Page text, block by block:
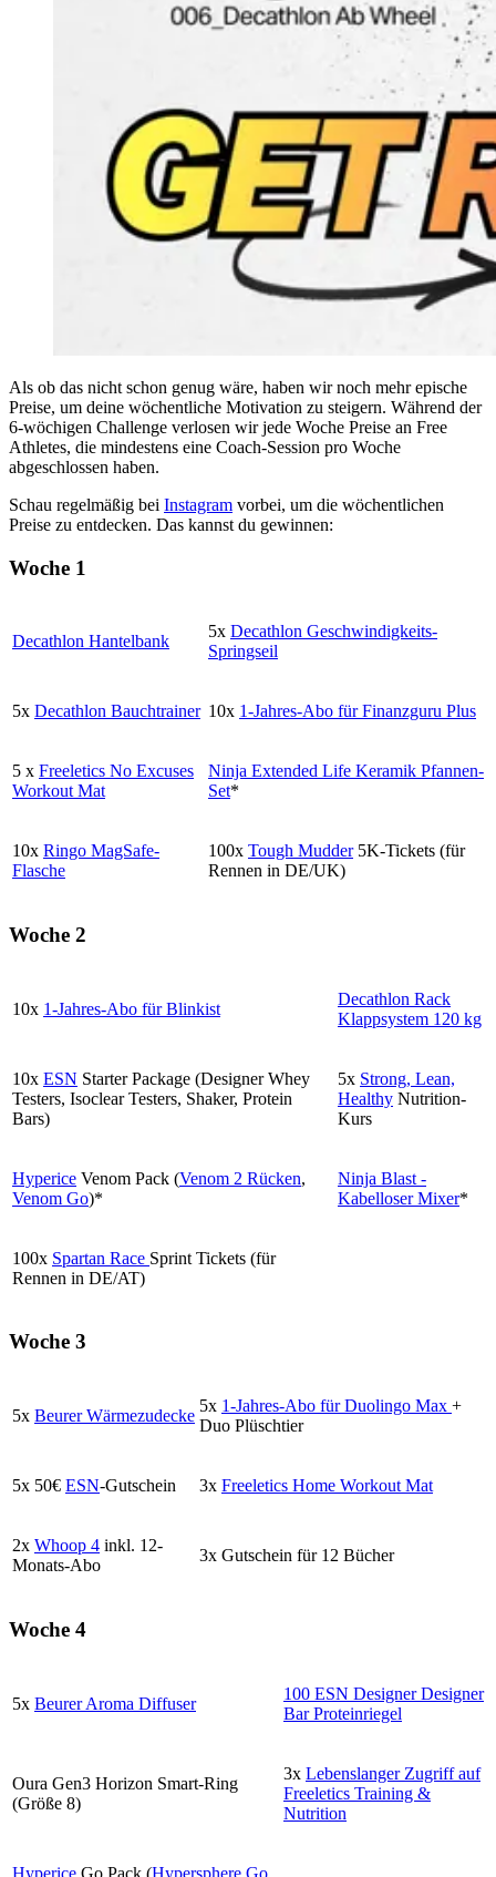
Als ob das nicht schon genug wäre, haben wir noch mehr epische
Preise, um deine wöchentliche Motivation zu steigern. Während der
6-wöchigen Challenge verlosen wir jede Woche Preise an Free
Athletes, die mindestens eine Coach-Session pro Woche
abgeschlossen haben.
Schau regelmäßig bei Instagram vorbei, um die wöchentlichen
Preise zu entdecken. Das kannst du gewinnen:
Woche 1
Decathlon Hantelbank
5x Decathlon Geschwindigkeits-
Springseil
5x Decathlon Bauchtrainer 10x 1-Jahres-Abo für Finanzguru Plus
5 x Freeletics No Excuses
Workout Mat
Ninja Extended Life Keramik Pfannen-
Set*
10x Ringo MagSafe-
Flasche
100x Tough Mudder5K-Tickets (für
Rennen in DE/UK)
Woche 2
10x 1-Jahres-Abo für Blinkist
Decathlon Rack
Klappsystem 120 kg
10x ESN Starter Package (Designer Whey
Testers, Isoclear Testers, Shaker, Protein
Bars)
5x Strong, Lean,
Healthy Nutrition-
Kurs
Hyperice Venom Pack (Venom 2 Rücken,
Venom Go)*
Ninja Blast -
Kabelloser Mixer*
100x Spartan Race Sprint Tickets (für
Rennen in DE/AT)
Woche 3
5x Beurer Wärmezudecke
5x 1-Jahres-Abo für Duolingo Max +
Duo Plüschtier
5x 50€ ESN-Gutschein 3x Freeletics Home Workout Mat
2x Whoop 4 inkl. 12-
Monats-Abo
3x Gutschein für 12 Bücher
Woche 4
5x Beurer Aroma Diffuser
100 ESN Designer Designer
Bar Proteinriegel
Oura Gen3 Horizon Smart-Ring
(Größe 8)
3x Lebenslanger Zugriff auf
Freeletics Training &
Nutrition
Hyperice Go Pack (Hypersphere Go